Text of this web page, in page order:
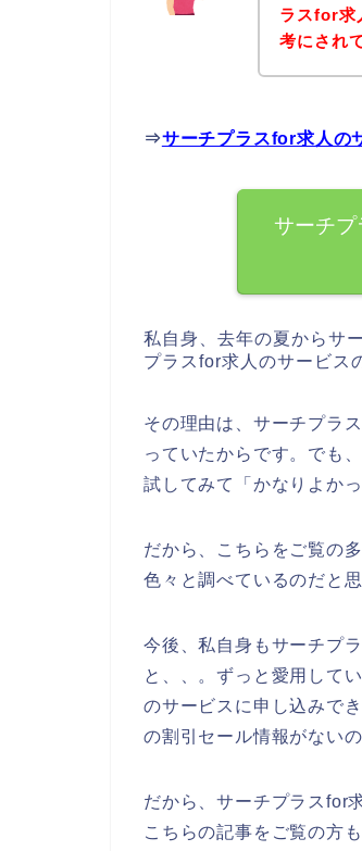
ラスfor求
考にされ
⇒サーチプラスfor求人の
サーチ
私自身、去年の夏からサ
プラスfor求人のサービス
その理由は、サーチプラ
っていたからです。でも
試してみて「かなりよか
だから、こちらをご覧の
色々と調べているのだと思
今後、私自身もサーチプ
と、、。ずっと愛用して
のサービスに申し込みで
の割引セール情報がない
だから、サーチプラスfor
こちらの記事をご覧の方